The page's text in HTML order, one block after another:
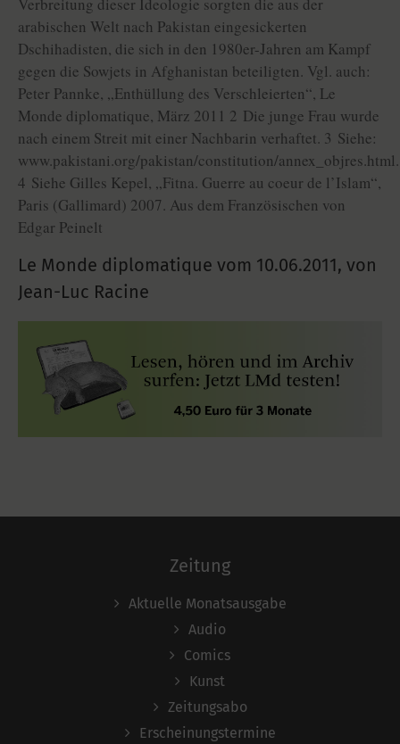
arabischen Welt nach Pakistan eingesickerten
Dschihadisten, die sich in den 1980er-Jahren am Kampf
gegen die Sowjets in Afghanistan beteiligten. Vgl. auch:
Peter Pannke, „Enthüllung des Verschleierten“, Le
Monde diplomatique, März 2011 2 Die junge Frau wurde
nach einem Streit mit einer Nachbarin verhaftet. 3 Siehe:
www.pakistani.org/pakistan/constitution/annex_objres.html.
4 Siehe Gilles Kepel, „Fitna. Guerre au coeur de l’Islam“,
Paris (Gallimard) 2007. Aus dem Französischen von
Edgar Peinelt
Le Monde diplomatique vom 10.06.2011, von
Jean-Luc Racine
Zeitung
Aktuelle Monatsausgabe
Audio
Comics
Kunst
Zeitungsabo
Erscheinungstermine